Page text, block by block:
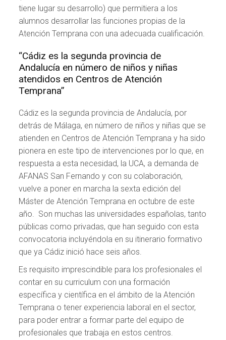
tiene lugar su desarrollo) que permitiera a los
alumnos desarrollar las funciones propias de la
Atención Temprana con una adecuada cualificación.
“Cádiz es la segunda provincia de
Andalucía en número de niños y niñas
atendidos en Centros de Atención
Temprana”
Cádiz es la segunda provincia de Andalucía, por
detrás de Málaga, en número de niños y niñas que se
atienden en Centros de Atención Temprana y ha sido
pionera en este tipo de intervenciones por lo que, en
respuesta a esta necesidad, la UCA, a demanda de
AFANAS San Fernando y con su colaboración,
vuelve a poner en marcha la sexta edición del
Máster de Atención Temprana en octubre de este
año. Son muchas las universidades españolas, tanto
públicas como privadas, que han seguido con esta
convocatoria incluyéndola en su itinerario formativo
que ya Cádiz inició hace seis años.
Es requisito imprescindible para los profesionales el
contar en su curriculum con una formación
específica y científica en el ámbito de la Atención
Temprana o tener experiencia laboral en el sector,
para poder entrar a formar parte del equipo de
profesionales que trabaja en estos centros.